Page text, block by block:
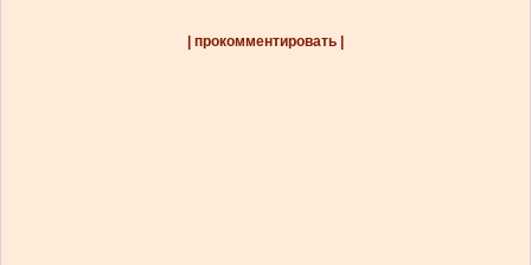
| прокомментировать |